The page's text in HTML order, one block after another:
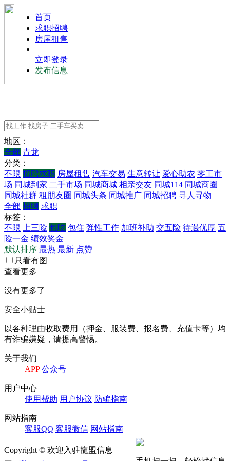
⾸⻚
求职招聘
房屋租售
立即登录
发布信息
地区：
全部 青龙
分类：
不限 招聘求职 房屋租售 汽车交易 生意转让 爱心助农 零工市
场 同城到家 二手市场 同城商城 相亲交友 同城114 同城商圈
同城社群 租朋友圈 同城头条 同城推广 同城招聘 寻人寻物
全部 招聘 求职
标签：
不限
上三险 包吃 包住 弹性工作 加班补助 交五险 待遇优厚 五
险一金 绩效奖金
默认排序 最热 最新 点赞
只看有图
查看更多
没有更多了
安全小贴士
以各种理由收取费⽤（押⾦、服装费、报名费、充值卡等）均
有诈骗嫌疑，请提⾼警惕。
关于我们
APP 公众号
⽤户中⼼
使⽤帮助 ⽤户协议 防骗指南
⽹站指南
客服QQ 客服微信 ⽹站指南
Copyright © 欢迎入驻龍盟信息